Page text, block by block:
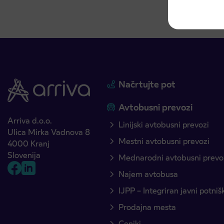
Arriva d.o.o.
Ulica Mirka Vadnova 8
4000 Kranj
Slovenija
Načrtujte pot
Avtobusni prevozi
Linijski avtobusni prevozi
Mestni avtobusni prevozi
Mednarodni avtobusni
Najem avtobusa
IJPP – Integriran javni
Prodajna mesta